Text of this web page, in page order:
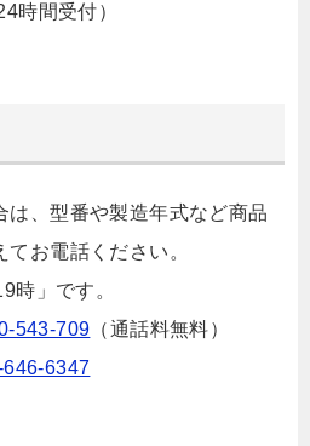
時間受付）
は、型番や製造年式など商品
お電話ください。
時」です。
543-709 （通話料無料）
646-6347